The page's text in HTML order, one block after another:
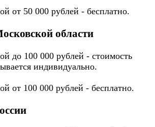
от 50 000 рублей - бесплатно.
области
до 100 000 рублей - стоимость
индивидуально.
от 100 000 рублей - бесплатно.